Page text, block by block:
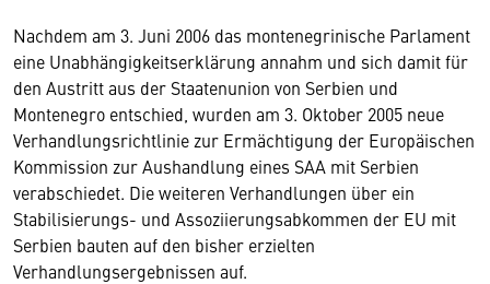
Nachdem am 3. Juni 2006 das montenegrinische Parlament
eine Unabhängigkeitserklärung annahm und sich damit für
den Austritt aus der Staatenunion von Serbien und
Montenegro entschied, wurden am 3. Oktober 2005 neue
Verhandlungsrichtlinie zur Ermächtigung der Europäischen
Kommission zur Aushandlung eines SAA mit Serbien
verabschiedet. Die weiteren Verhandlungen über ein
Stabilisierungs- und Assoziierungsabkommen der EU mit
Serbien bauten auf den bisher erzielten
Verhandlungsergebnissen auf.